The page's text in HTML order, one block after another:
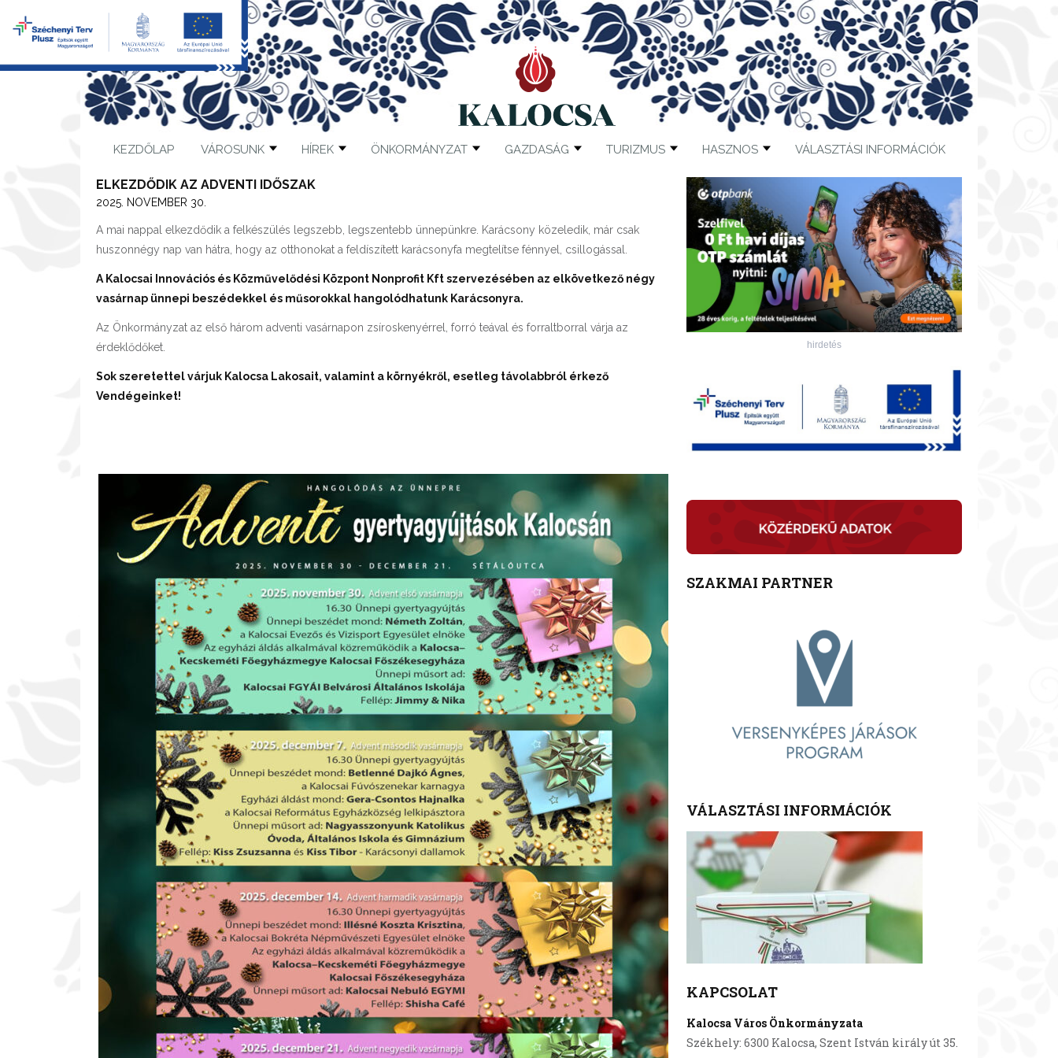
KEZDŐLAP VÁROSUNK HÍREK ÖNKORMÁNYZAT GAZDASÁG TURIZMUS HASZNOS VÁLASZTÁSI INFORMÁCIÓK
ELKEZDŐDIK AZ ADVENTI IDŐSZAK
2025. NOVEMBER 30.
A mai nappal elkezdődik a felkészülés legszebb, legszentebb ünnepünkre. Karácsony közeledik, már csak
huszonnégy nap van hátra, hogy az otthonokat a feldíszített karácsonyfa megtelítse fénnyel, csillogással.
A Kalocsai Innovációs és Közművelődési Központ Nonprofit Kft szervezésében az elkövetkező négy
vasárnap ünnepi beszédekkel és műsorokkal hangolódhatunk Karácsonyra.
Az Önkormányzat az első három adventi vasárnapon zsíroskenyérrel, forró teával és forraltborral várja az
érdeklődőket.
Sok szeretettel várjuk Kalocsa Lakosait, valamint a környékről, esetleg távolabbról érkező
Vendégeinket!
hirdetés
SZAKMAI PARTNER
VÁLASZTÁSI INFORMÁCIÓK
KAPCSOLAT
Kalocsa Város Önkormányzata
Székhely: 6300 Kalocsa, Szent István király út 35.